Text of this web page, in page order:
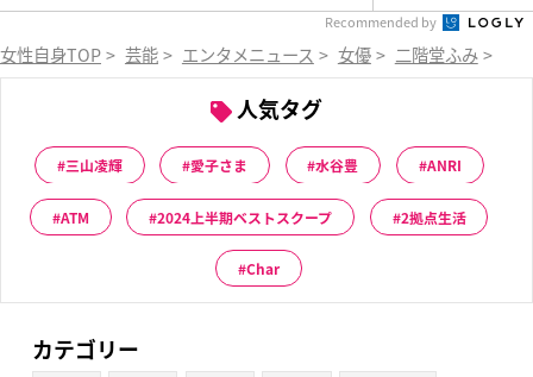
Recommended by
女性自身TOP > 芸能 > エンタメニュース > 女優 > 二階堂ふみ >
人気タグ
三山凌輝 愛子さま 水谷豊 ANRI
ATM 2024上半期ベストスクープ 2拠点生活
Char
カテゴリー